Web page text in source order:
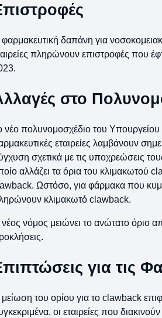
δαπάνη για
πληρώνουν επιστροφές που
στο
νέο πολυνομοσχέδιο του Υπουργείου
εταιρείες λαμβάνουν
σχετικά με τις υποχρεώσεις
αλλάζει τα όρια του κλιμακωτού
Ωστόσο, για φάρμακα που
κλιμακωτό clawback.
νόμος μειώνει το ανώτατο όριο
για τις
του ορίου για το clawback
οι εταιρείες που